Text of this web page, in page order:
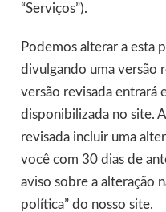
“Serviços”).
Podemos alterar a esta
divulgando uma versão
versão revisada entrará
disponibilizada no site.
revisada incluir uma
você com 30 dias de
aviso sobre a alteração
política” do nosso site.